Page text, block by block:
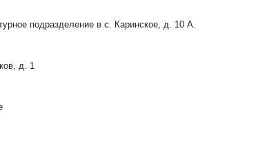
подразделение в с. Каринское, д. 10 А.
д. 1